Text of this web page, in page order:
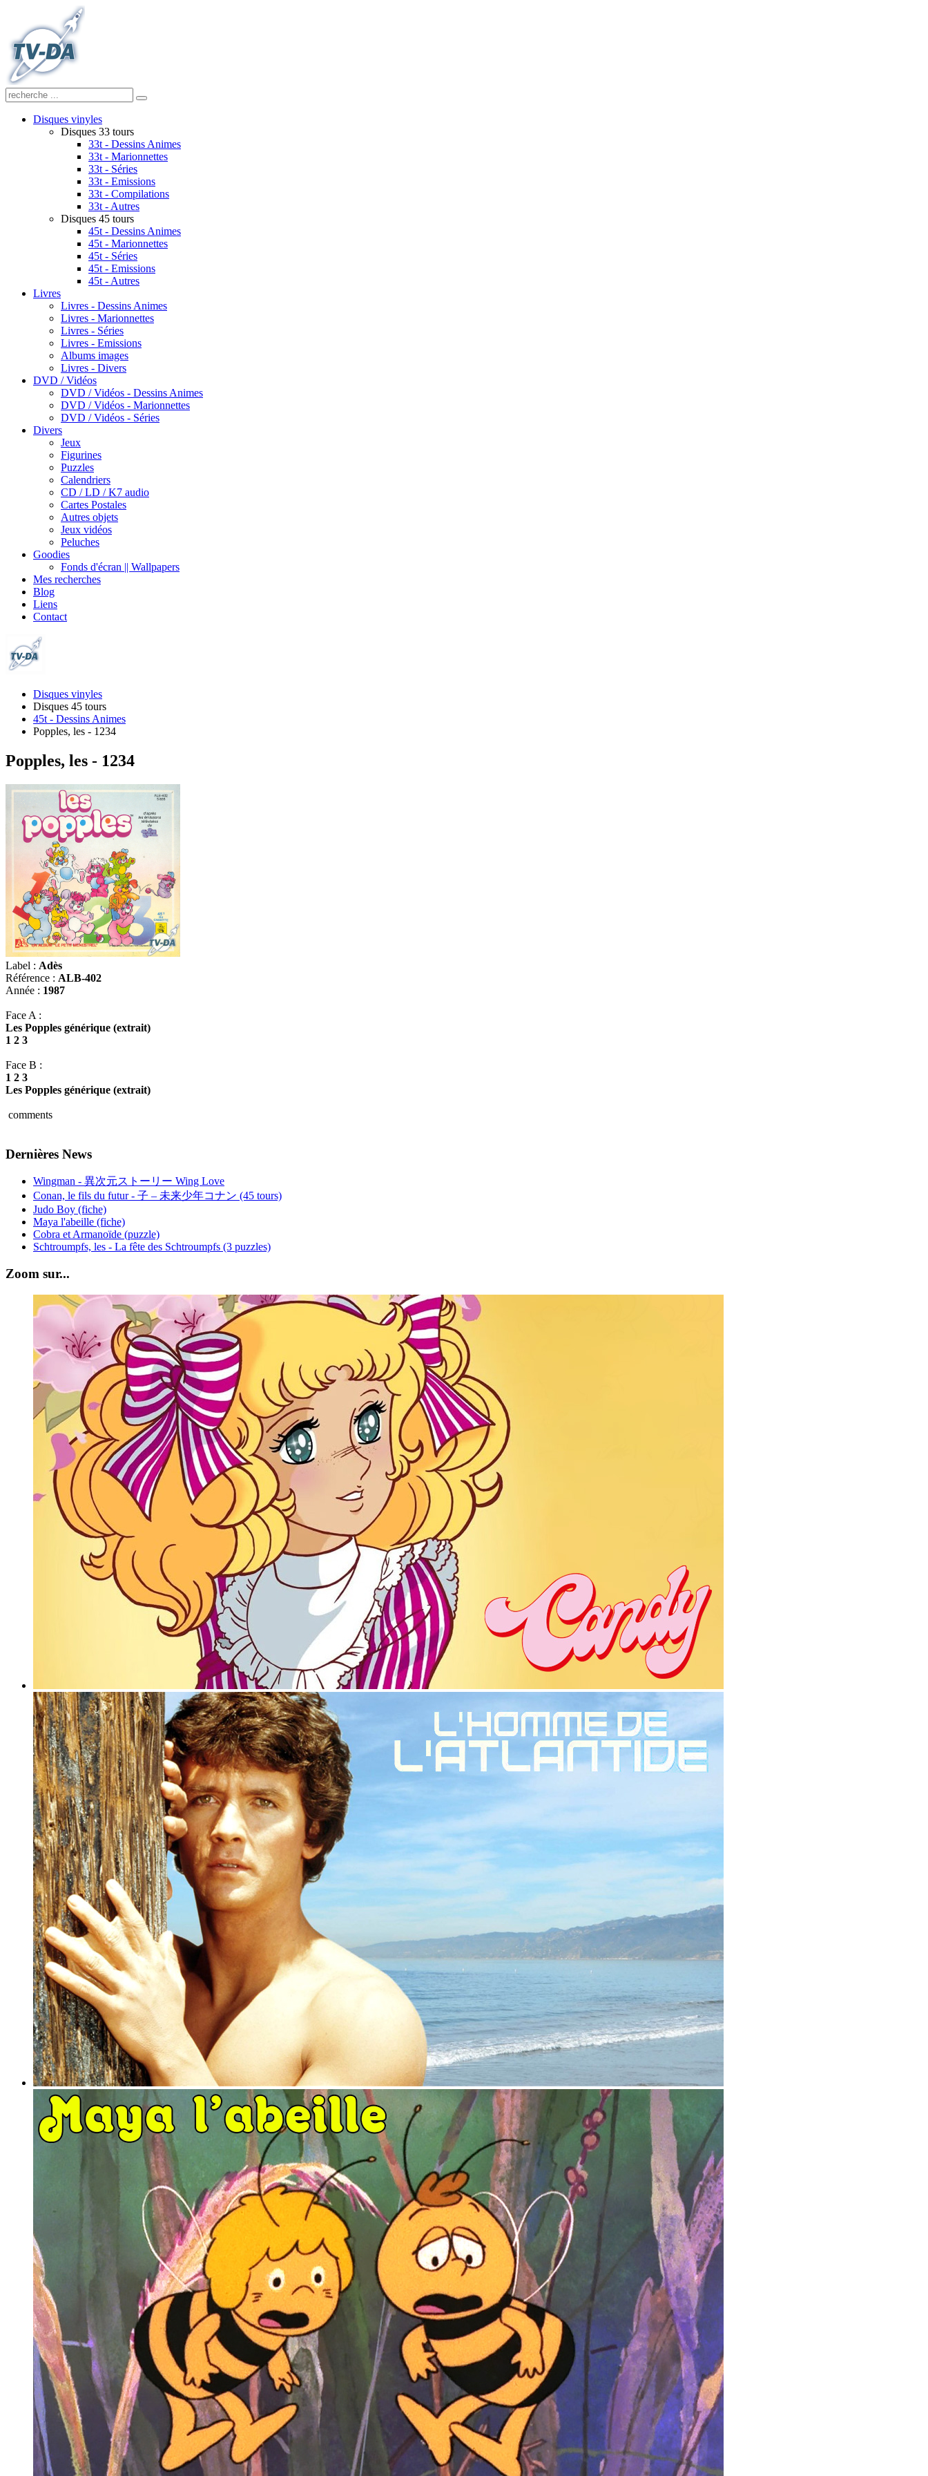
Disques vinyles
Disques 33 tours
33t - Dessins Animes
33t - Marionnettes
33t - Séries
33t - Emissions
33t - Compilations
33t - Autres
Disques 45 tours
45t - Dessins Animes
45t - Marionnettes
45t - Séries
45t - Emissions
45t - Autres
Livres
Livres - Dessins Animes
Livres - Marionnettes
Livres - Séries
Livres - Emissions
Albums images
Livres - Divers
DVD / Vidéos
DVD / Vidéos - Dessins Animes
DVD / Vidéos - Marionnettes
DVD / Vidéos - Séries
Divers
Jeux
Figurines
Puzzles
Calendriers
CD / LD / K7 audio
Cartes Postales
Autres objets
Jeux vidéos
Peluches
Goodies
Fonds d'écran || Wallpapers
Mes recherches
Blog
Liens
Contact
Disques vinyles
Disques 45 tours
45t - Dessins Animes
Popples, les - 1234
Popples, les - 1234
Label : Adès
Référence : ALB-402
Année : 1987
Face A :
Les Popples générique (extrait)
1 2 3
Face B :
1 2 3
Les Popples générique (extrait)
comments
Dernières News
Wingman - 異次元ストーリー Wing Love
Conan, le fils du futur - 子 – 未来少年コナン (45 tours)
Judo Boy (fiche)
Maya l'abeille (fiche)
Cobra et Armanoïde (puzzle)
Schtroumpfs, les - La fête des Schtroumpfs (3 puzzles)
Zoom sur...